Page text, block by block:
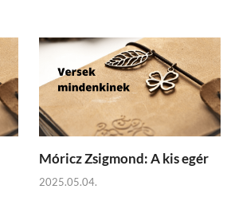
Móricz Zsigmond: A kis egér
2025.05.04.